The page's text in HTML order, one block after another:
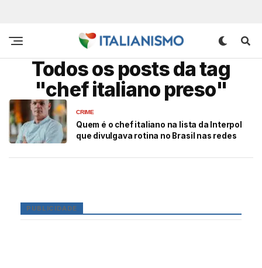
Todos os posts da tag
"chef italiano preso"
CRIME
Quem é o chef italiano na lista da Interpol
que divulgava rotina no Brasil nas redes
PUBLICIDADE